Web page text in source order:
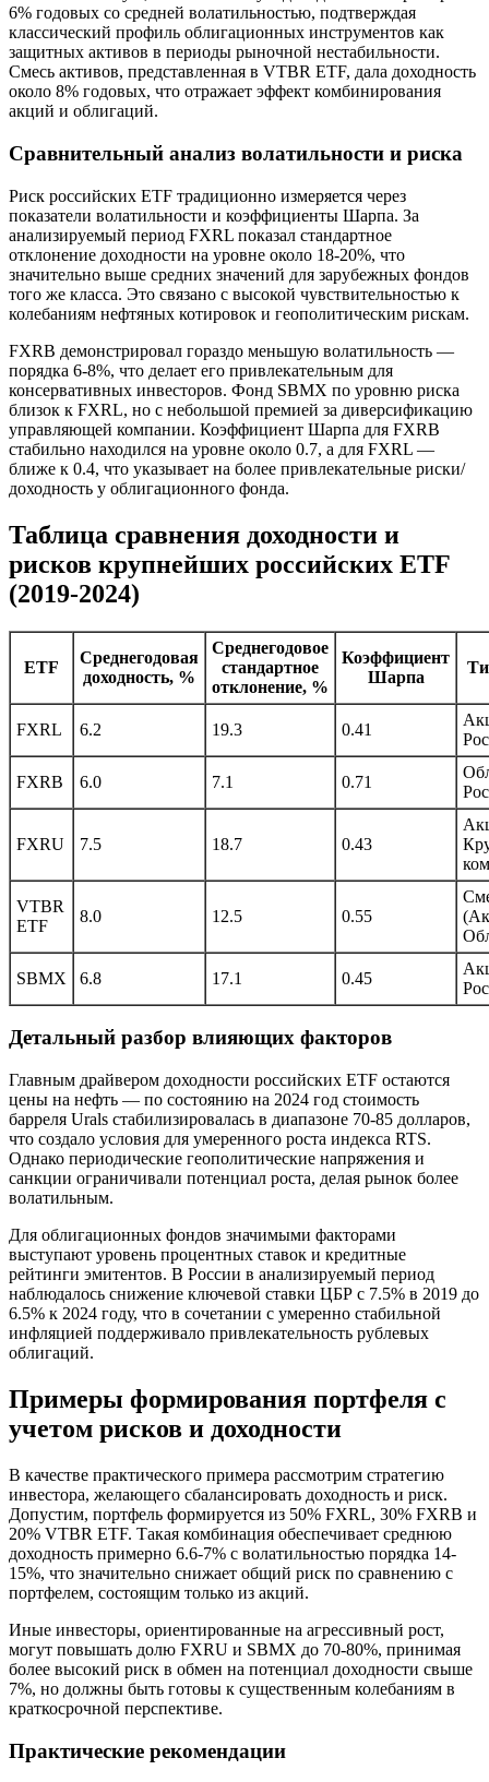
6% годовых со средней волатильностью, подтверждая
классический профиль облигационных инструментов как
защитных активов в периоды рыночной нестабильности.
Смесь активов, представленная в VTBR ETF, дала доходность
около 8% годовых, что отражает эффект комбинирования
акций и облигаций.
Сравнительный анализ волатильности и риска
Риск российских ETF традиционно измеряется через
показатели волатильности и коэффициенты Шарпа. За
анализируемый период FXRL показал стандартное
отклонение доходности на уровне около 18-20%, что
значительно выше средних значений для зарубежных фондов
того же класса. Это связано с высокой чувствительностью к
колебаниям нефтяных котировок и геополитическим рискам.
FXRB демонстрировал гораздо меньшую волатильность —
порядка 6-8%, что делает его привлекательным для
консервативных инвесторов. Фонд SBMX по уровню риска
близок к FXRL, но с небольшой премией за диверсификацию
управляющей компании. Коэффициент Шарпа для FXRB
стабильно находился на уровне около 0.7, а для FXRL —
ближе к 0.4, что указывает на более привлекательные риски/
доходность у облигационного фонда.
Таблица сравнения доходности и
рисков крупнейших российских ETF
(2019-2024)
ETF
Среднегодовая
доходность, %
Среднегодовое
стандартное
отклонение, %
Коэффициент
Шарпа
FXRL 6.2 19.3 0.41
FXRB 6.0 7.1 0.71
FXRU 7.5 18.7 0.43
VTBR
ETF
8.0 12.5 0.55
SBMX 6.8 17.1 0.45
Детальный разбор влияющих факторов
Главным драйвером доходности российских ETF остаются
цены на нефть — по состоянию на 2024 год стоимость
барреля Urals стабилизировалась в диапазоне 70-85 долларов,
что создало условия для умеренного роста индекса RTS.
Однако периодические геополитические напряжения и
санкции ограничивали потенциал роста, делая рынок более
волатильным.
Для облигационных фондов значимыми факторами
выступают уровень процентных ставок и кредитные
рейтинги эмитентов. В России в анализируемый период
наблюдалось снижение ключевой ставки ЦБР с 7.5% в 2019 до
6.5% к 2024 году, что в сочетании с умеренно стабильной
инфляцией поддерживало привлекательность рублевых
облигаций.
Примеры формирования портфеля с
учетом рисков и доходности
В качестве практического примера рассмотрим стратегию
инвестора, желающего сбалансировать доходность и риск.
Допустим, портфель формируется из 50% FXRL, 30% FXRB и
20% VTBR ETF. Такая комбинация обеспечивает среднюю
доходность примерно 6.6-7% с волатильностью порядка 14-
15%, что значительно снижает общий риск по сравнению с
портфелем, состоящим только из акций.
Иные инвесторы, ориентированные на агрессивный рост,
могут повышать долю FXRU и SBMX до 70-80%, принимая
более высокий риск в обмен на потенциал доходности свыше
7%, но должны быть готовы к существенным колебаниям в
краткосрочной перспективе.
Практические рекомендации